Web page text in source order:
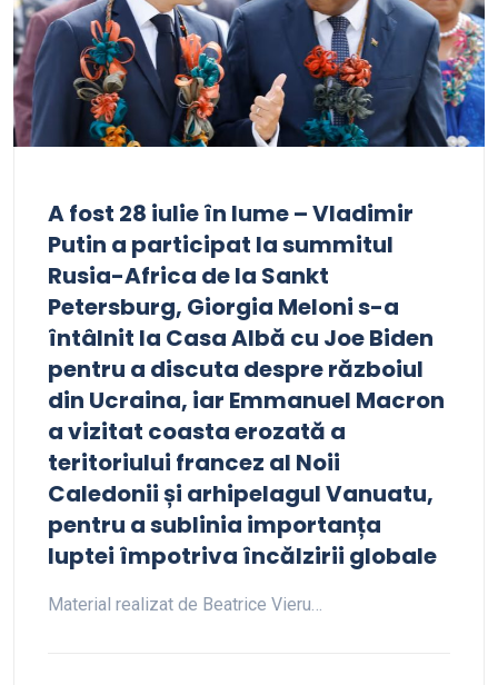
A fost 28 iulie în lume – Vladimir
Putin a participat la summitul
Rusia-Africa de la Sankt
Petersburg, Giorgia Meloni s-a
întâlnit la Casa Albă cu Joe Biden
pentru a discuta despre războiul
din Ucraina, iar Emmanuel Macron
a vizitat coasta erozată a
teritoriului francez al Noii
Caledonii și arhipelagul Vanuatu,
pentru a sublinia importanța
luptei împotriva încălzirii globale
Material realizat de Beatrice Vieru…